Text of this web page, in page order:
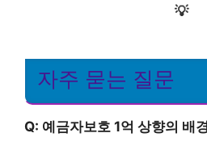
💡
자주 묻는 질문
Q: 예금자보호 1억 상향의 배